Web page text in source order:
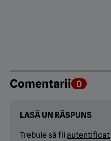
Comentarii 0
LASĂ UN RĂSPUNS
Trebuie să fii autentificat